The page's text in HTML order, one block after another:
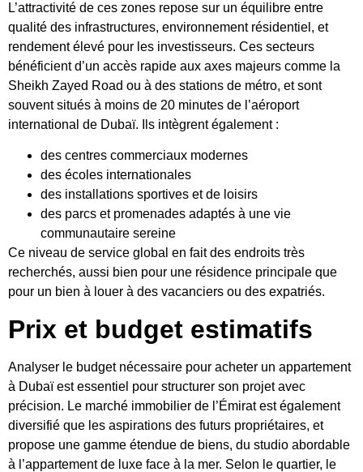
L’attractivité de ces zones repose sur un équilibre entre
qualité des infrastructures, environnement résidentiel, et
rendement élevé pour les investisseurs. Ces secteurs
bénéficient d’un accès rapide aux axes majeurs comme la
Sheikh Zayed Road ou à des stations de métro, et sont
souvent situés à moins de 20 minutes de l’aéroport
international de Dubaï. Ils intègrent également :
des centres commerciaux modernes
des écoles internationales
des installations sportives et de loisirs
des parcs et promenades adaptés à une vie
communautaire sereine
Ce niveau de service global en fait des endroits très
recherchés, aussi bien pour une résidence principale que
pour un bien à louer à des vacanciers ou des expatriés.
Prix ​​et budget estimatifs
Analyser le budget nécessaire pour acheter un appartement
à Dubaï est essentiel pour structurer son projet avec
précision. Le marché immobilier de l’Émirat est également
diversifié que les aspirations des futurs propriétaires, et
propose une gamme étendue de biens, du studio abordable
à l’appartement de luxe face à la mer. Selon le quartier, le